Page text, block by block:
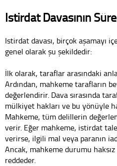
Istirdat Davasının
Istirdat davası, birçok aşamayı
genel olarak şu şekildedir:
İlk olarak, taraflar arasındaki
Ardından, mahkeme tarafların
değerlendirir. Dava sırasında
mülkiyet hakları ve bu yönüyle
Mahkeme, tüm delillerin
verir. Eğer mahkeme, istirdat
verirse, ilgili mal veya paranın
Ancak, mahkeme durumu
reddeder.